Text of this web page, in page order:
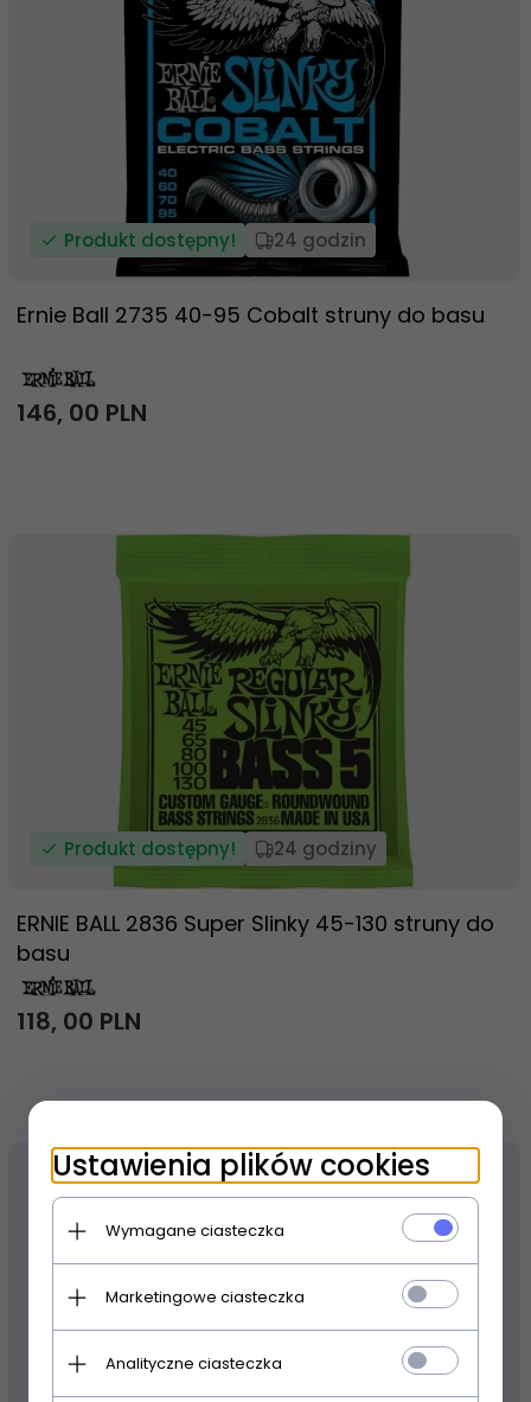
Produkt dostępny! 24 godzin
Ernie Ball 2735 40-95 Cobalt struny do basu
146, 00 PLN
Produkt dostępny! 24 godziny
ERNIE BALL 2836 Super Slinky 45-130 struny do
basu
118, 00 PLN
Ustawienia plików cookies
Wymagane ciasteczka
Marketingowe ciasteczka
Analityczne ciasteczka